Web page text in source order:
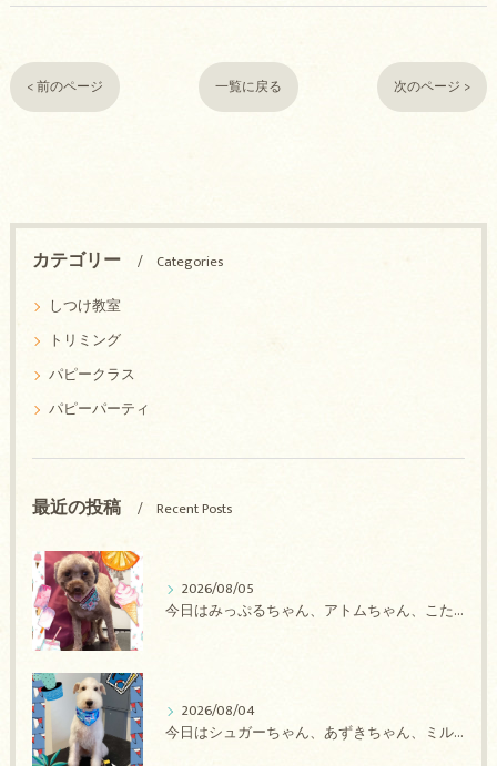
< 前のページ 一覧に戻る 次のページ >
カテゴリー
Categories
しつけ教室
トリミング
パピークラス
パピーパーティ
最近の投稿 Recent Posts
2026/08/05
今日はみっぷるちゃん、アトムちゃん、こたろうちゃん、ルルちゃん、アンジュちゃん、がぶちゃんのトリミングの紹介です【奈良のエース動物病院】
2026/08/04
今日はシュガーちゃん、あずきちゃん、ミルキーちゃん、コロンちゃん、ココちゃんのトリミングの紹介です【奈良のエース動物病院】